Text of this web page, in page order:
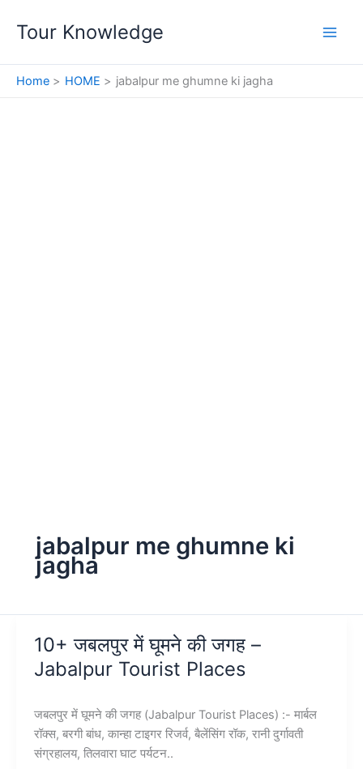
Tour Knowledge
Home HOME jabalpur me ghumne ki jagha
jabalpur me ghumne ki
jagha
10+ जबलपुर में घूमने की जगह –
Jabalpur Tourist Places
जबलपुर में घूमने की जगह (Jabalpur Tourist Places) :- मार्बल
रॉक्स, बरगी बांध, कान्हा टाइगर रिजर्व, बैलेंसिंग रॉक, रानी दुर्गावती
संग्रहालय, तिलवारा घाट पर्यटन..